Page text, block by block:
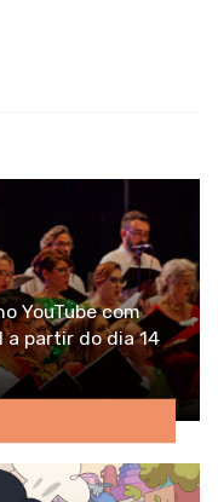
YouTube com
a partir do dia 14